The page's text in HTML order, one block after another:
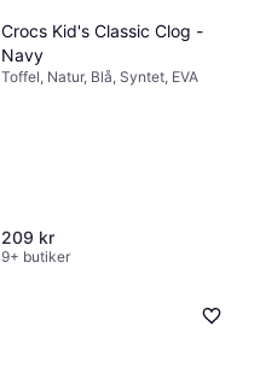
Crocs Kid's Classic Clog -
Navy
Toffel, Natur, Blå, Syntet, EVA
209 kr
9+ butiker